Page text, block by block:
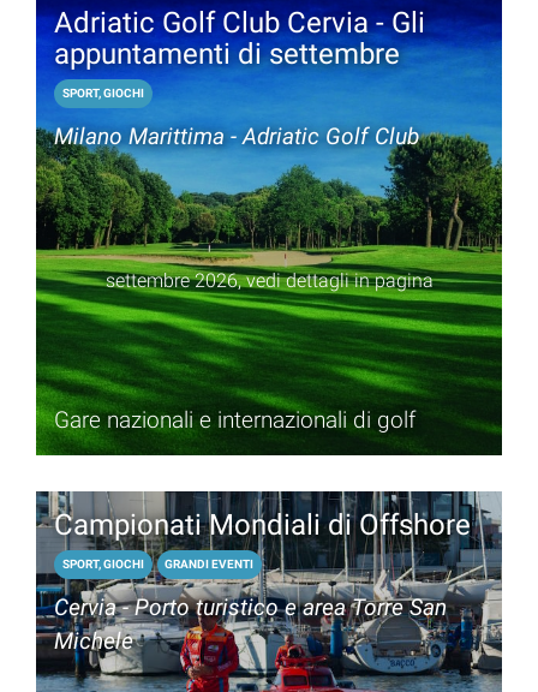
Adriatic Golf Club Cervia - Gli
appuntamenti di settembre
SPORT, GIOCHI
Milano Marittima - Adriatic Golf Club
settembre 2026, vedi dettagli in pagina
Gare nazionali e internazionali di golf
Campionati Mondiali di Offshore
SPORT, GIOCHI GRANDI EVENTI
Cervia - Porto turistico e area Torre San
Michele